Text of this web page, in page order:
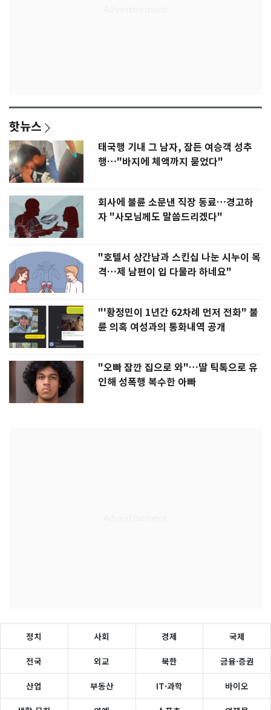
핫뉴스
태국행 기내 그 남자, 잠든 여승객 성추
행…"바지에 체액까지 묻었다"
회사에 불륜 소문낸 직장 동료…경고하
자 "사모님께도 말씀드리겠다"
"호텔서 상간남과 스킨십 나눈 시누이 목
격…제 남편이 입 다물라 하네요"
"'황정민이 1년간 62차례 먼저 전화" 불
륜 의혹 여성과의 통화내역 공개
"오빠 잠깐 집으로 와"…딸 틱톡으로 유
인해 성폭행 복수한 아빠
정치 사회 경제 국제
전국 외교 북한 금융·증권
산업 부동산 IT·과학 바이오